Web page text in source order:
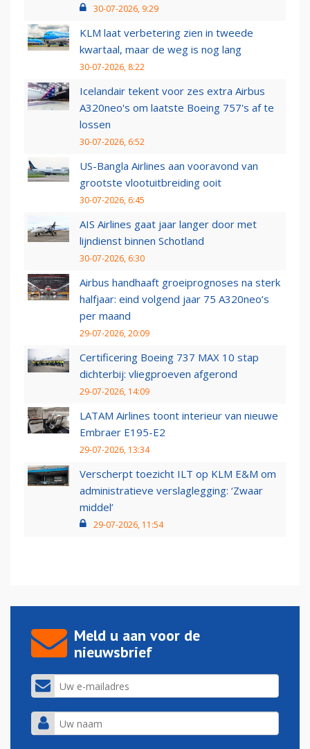
30-07-2026, 9:29
KLM laat verbetering zien in tweede
kwartaal, maar de weg is nog lang
30-07-2026, 8:22
Icelandair tekent voor zes extra Airbus
A320neo's om laatste Boeing 757's af te
lossen
30-07-2026, 6:52
US-Bangla Airlines aan vooravond van
grootste vlootuitbreiding ooit
30-07-2026, 6:45
AIS Airlines gaat jaar langer door met
lijndienst binnen Schotland
30-07-2026, 6:30
Airbus handhaaft groeiprognoses na sterk
halfjaar: eind volgend jaar 75 A320neo’s
per maand
29-07-2026, 20:09
Certificering Boeing 737 MAX 10 stap
dichterbij: vliegproeven afgerond
29-07-2026, 14:09
LATAM Airlines toont interieur van nieuwe
Embraer E195-E2
29-07-2026, 13:34
Verscherpt toezicht ILT op KLM E&M om
administratieve verslaglegging: ‘Zwaar
middel’
29-07-2026, 11:54
Meld u aan voor de
nieuwsbrief